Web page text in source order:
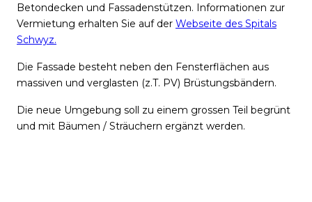
Betondecken und Fassadenstützen. Informationen zur
Vermietung erhalten Sie auf der Webseite des Spitals
Schwyz.
Die Fassade besteht neben den Fensterflächen aus
massiven und verglasten (z.T. PV) Brüstungsbändern.
Die neue Umgebung soll zu einem grossen Teil begrünt
und mit Bäumen / Sträuchern ergänzt werden.